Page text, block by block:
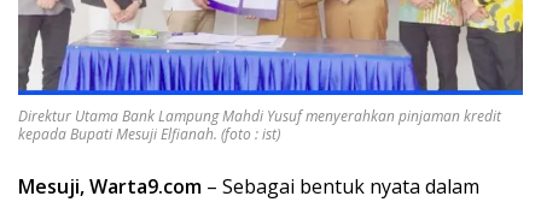
Direktur Utama Bank Lampung Mahdi Yusuf menyerahkan pinjaman kredit
kepada Bupati Mesuji Elfianah. (foto : ist)
Mesuji, Warta9.com – Sebagai bentuk nyata dalam